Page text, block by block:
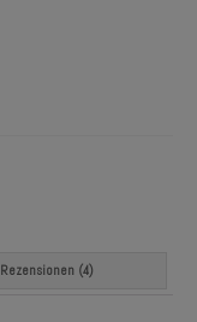
Rezensionen (4)